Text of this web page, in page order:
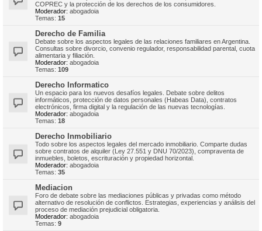
COPREC y la protección de los derechos de los consumidores.
Moderador: abogadoia
Temas: 15
Derecho de Familia
Debate sobre los aspectos legales de las relaciones familiares en Argentina.
Consultas sobre divorcio, convenio regulador, responsabilidad parental, cuota
alimentaria y filiación.
Moderador: abogadoia
Temas: 109
Derecho Informatico
Un espacio para los nuevos desafíos legales. Debate sobre delitos
informáticos, protección de datos personales (Habeas Data), contratos
electrónicos, firma digital y la regulación de las nuevas tecnologías.
Moderador: abogadoia
Temas: 18
Derecho Inmobiliario
Todo sobre los aspectos legales del mercado inmobiliario. Comparte dudas
sobre contratos de alquiler (Ley 27.551 y DNU 70/2023), compraventa de
inmuebles, boletos, escrituración y propiedad horizontal.
Moderador: abogadoia
Temas: 35
Mediacion
Foro de debate sobre las mediaciones públicas y privadas como método
alternativo de resolución de conflictos. Estrategias, experiencias y análisis del
proceso de mediación prejudicial obligatoria.
Moderador: abogadoia
Temas: 9